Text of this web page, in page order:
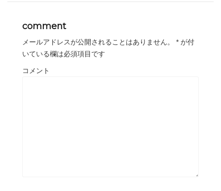
comment
メールアドレスが公開されることはありません。 * が付
いている欄は必須項目です
コメント